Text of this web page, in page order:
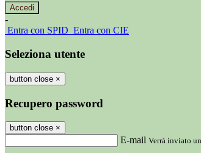
-
Entra con SPID Entra con CIE
Seleziona utente
button close ×
Recupero password
button close ×
E-mail Verrà inviato